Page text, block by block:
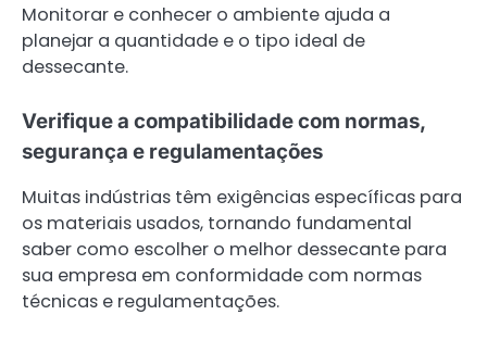
Monitorar e conhecer o ambiente ajuda a
planejar a quantidade e o tipo ideal de
dessecante.
Verifique a compatibilidade com normas,
segurança e regulamentações
Muitas indústrias têm exigências específicas para
os materiais usados, tornando fundamental
saber como escolher o melhor dessecante para
sua empresa em conformidade com normas
técnicas e regulamentações.